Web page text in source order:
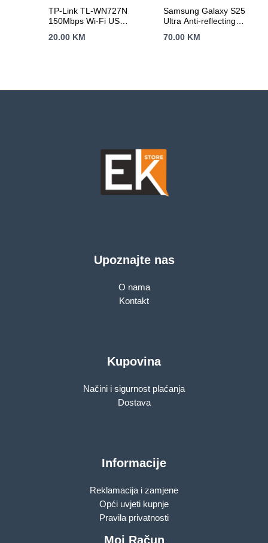
TP-Link TL-WN727N
150Mbps Wi-Fi USB
2.4 GHz, USB 2.0,
earlier, Linux,
20.00 KM
Samsung Galaxy S25
Ultra Anti-reflecting
Transparent
70.00 KM
Upoznajte nas
O nama
Kontakt
Kupovina
Načini i sigurnost plaćanja
Dostava
Informacije
Reklamacija i zamjene
Opći uvjeti kupnje
Pravila privatnosti
Moj Račun